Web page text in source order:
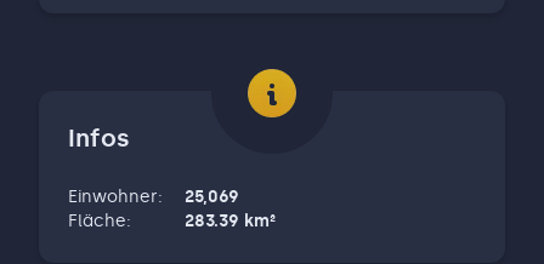
Häuslingen - Frankenfeld - Dörverden -
Infos
Einwohner:
25,069
Fläche: 283.39 km²